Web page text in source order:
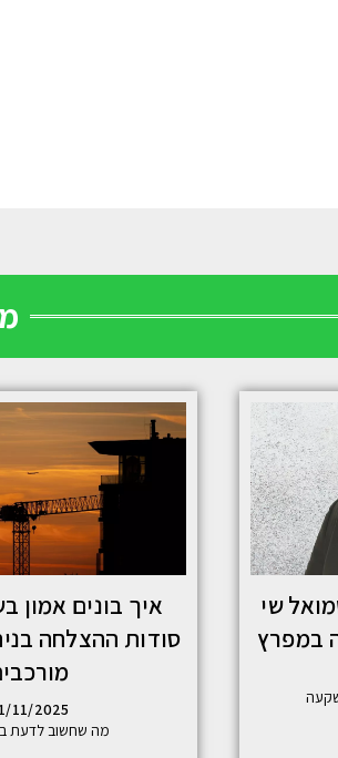
2026: שמואל שי
במפרץ
איך בונים אמון
סודות ההצלחה
11/2025
מה שחשוב לדעת